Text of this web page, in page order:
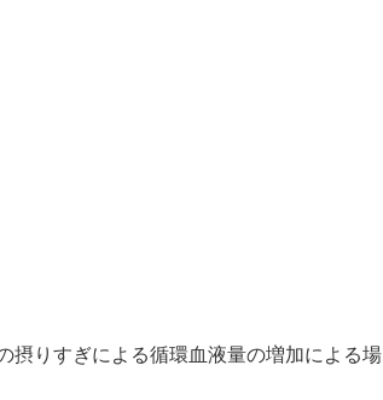
摂りすぎによる循環血液量の増加による場